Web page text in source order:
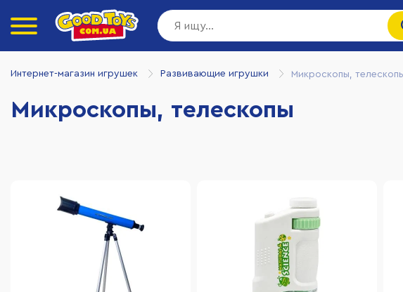
Интернет-магазин игрушек Развивающие игрушки Микроскопы,
Микроскопы, телескопы